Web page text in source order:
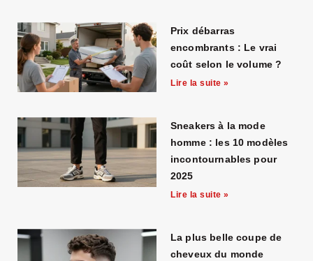
Prix débarras
encombrants : Le vrai
coût selon le volume ?
Lire la suite »
Sneakers à la mode
homme : les 10 modèles
incontournables pour
2025
Lire la suite »
La plus belle coupe de
cheveux du monde